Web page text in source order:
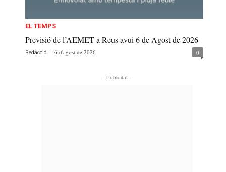
EL TEMPS
Previsió de l’AEMET a Reus avui 6 de Agost de 2026
Redacció - 6 d'agost de 2026 0
- Publicitat -